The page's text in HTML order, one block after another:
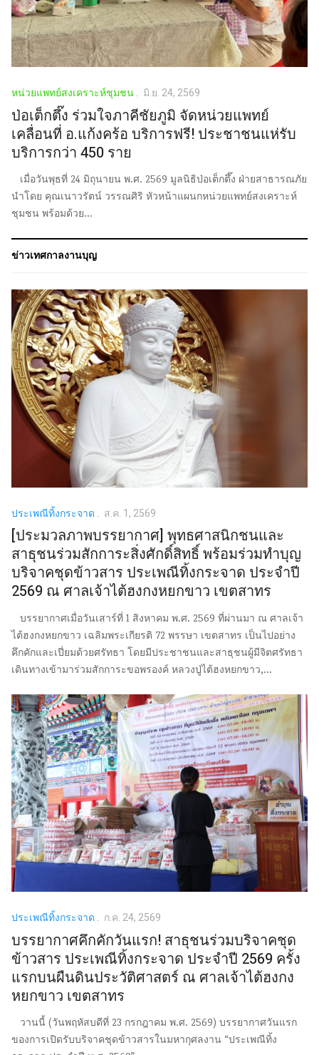
หน่วยแพทย์สงเคราะห์ชุมชน มิ.ย. 24, 2569
ป่อเต็กตึ๊ง ร่วมใจภาคีชัยภูมิ จัดหน่วยแพทย์
เคลื่อนที่ อ.แก้งคร้อ บริการฟรี! ประชาชนแห่รับ
บริการกว่า 450 ราย
เมื่อวันพุธที่ 24 มิถุนายน พ.ศ. 2569 มูลนิธิป่อเต็กตึ๊ง ฝ่ายสาธารณภัย
นำโดย คุณเนาวรัตน์ วรรณศิริ หัวหน้าแผนกหน่วยแพทย์สงเคราะห์
ชุมชน พร้อมด้วย...
ข่าวเทศกาลงานบุญ
ประเพณีทิ้งกระจาด ส.ค. 1, 2569
[ประมวลภาพบรรยากาศ] พุทธศาสนิกชนและ
สาธุชนร่วมสักการะสิ่งศักดิ์สิทธิ์ พร้อมร่วมทำบุญ
บริจาคชุดข้าวสาร ประเพณีทิ้งกระจาด ประจำปี
2569 ณ ศาลเจ้าไต้ฮงกงหยกขาว เขตสาทร
บรรยากาศเมื่อวันเสาร์ที่ 1 สิงหาคม พ.ศ. 2569 ที่ผ่านมา ณ ศาลเจ้า
ไต้ฮงกงหยกขาว เฉลิมพระเกียรติ 72 พรรษา เขตสาทร เป็นไปอย่าง
คึกคักและเปี่ยมด้วยศรัทธา โดยมีประชาชนและสาธุชนผู้มีจิตศรัทธา
เดินทางเข้ามาร่วมสักการะขอพรองค์ หลวงปู่ไต้ฮงหยกขาว,...
ประเพณีทิ้งกระจาด ก.ค. 24, 2569
บรรยากาศคึกคักวันแรก! สาธุชนร่วมบริจาคชุด
ข้าวสาร ประเพณีทิ้งกระจาด ประจำปี 2569 ครั้ง
แรกบนผืนดินประวัติศาสตร์ ณ ศาลเจ้าไต้ฮงกง
หยกขาว เขตสาทร
วานนี้ (วันพฤหัสบดีที่ 23 กรกฎาคม พ.ศ. 2569) บรรยากาศวันแรก
ของการเปิดรับบริจาคชุดข้าวสารในมหากุศลงาน “ประเพณีทิ้ง